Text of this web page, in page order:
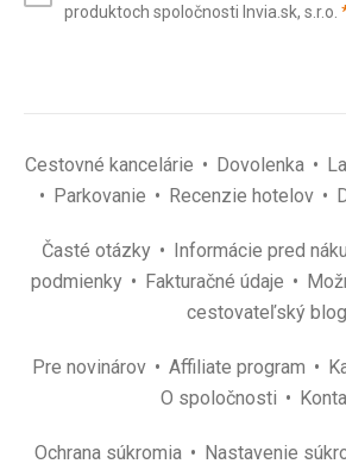
(povinné)
produktoch spoločnosti Invia.sk, s.r.o.
Cestovné kancelárie Dovolenka
Parkovanie
Recenzie hotelov
Časté otázky Informácie pred
podmienky
Fakturačné údaje
cestovateľský blog
Pre novinárov Affiliate program
O spoločnosti
Ochrana súkromia Nastavenie